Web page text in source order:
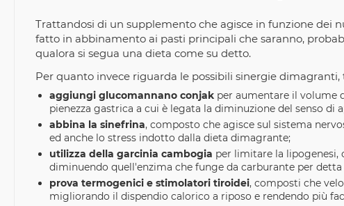
Trattandosi di un supplemento che agisce in funzione dei
fatto in abbinamento ai pasti principali che saranno,
qualora si segua una dieta come su detto.
Per quanto invece riguarda le possibili sinergie
aggiungi glucomannano conjak per aumentare il volume
pienezza gastrica a cui è legata la diminuzione del senso di
abbina la sinefrina, composto che agisce sul sistema
ed anche lo stress indotto dalla dieta dimagrante;
utilizza della garcinia cambogia per limitare la lipogenesi,
diminuendo quell'enzima che funge da carburante per detta
prova termogenici e stimolatori tiroidei, composti che
migliorando il dispendio calorico a riposo e rendendo più